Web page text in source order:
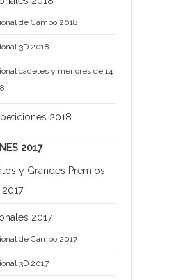
de Campo 2018
3D 2018
cadetes y menores de 14
2018
2017
y Grandes Premios
2017
de Campo 2017
3D 2017